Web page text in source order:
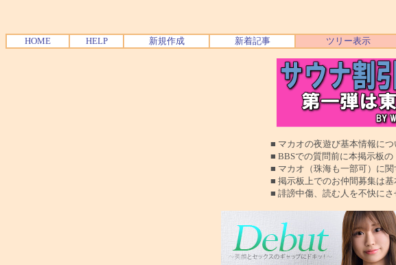
HOME HELP 新規作成 新着記事 ツリー表示
■ マカオの夜遊び基本情報につ
■ BBSでの質問前に本掲示板の【検索
■ マカオ（珠海も一部可）に関する情
■ 掲示板上でのお仲間募集は基本的に
■ 誹謗中傷、読む人を不快にさせる、